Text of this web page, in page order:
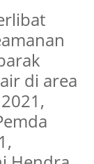
di area